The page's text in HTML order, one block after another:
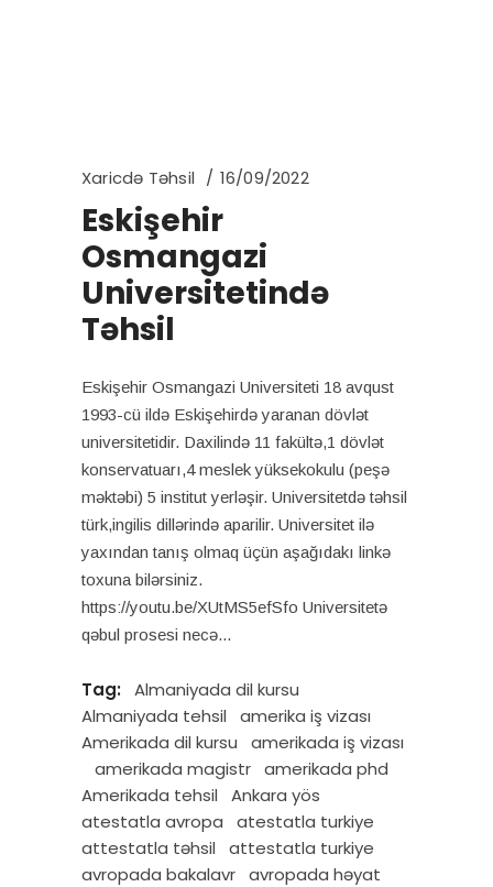
Xaricdə Təhsil 16/09/2022
Eskişehir
Osmangazi
Universitetində
Təhsil
Eskişehir Osmangazi Universiteti 18 avqust
1993-cü ildə Eskişehirdə yaranan dövlət
universitetidir. Daxilində 11 fakültə,1 dövlət
konservatuarı,4 meslek yüksekokulu (peşə
məktəbi) 5 institut yerləşir. Universitetdə təhsil
türk,ingilis dillərində aparilir. Universitet ilə
yaxından tanış olmaq üçün aşağıdakı linkə
toxuna bilərsiniz.
https://youtu.be/XUtMS5efSfo Universitetə
qəbul prosesi necə
Tag:
Almaniyada dil kursu
Almaniyada tehsil
amerika iş vizası
Amerikada dil kursu
amerikada iş vizası
amerikada magistr amerikada phd
Amerikada tehsil
Ankara yös
atestatla avropa
atestatla turkiye
attestatla təhsil
attestatla turkiye
avropada bakalavr avropada həyat